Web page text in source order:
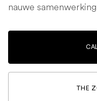
nauwe
THE